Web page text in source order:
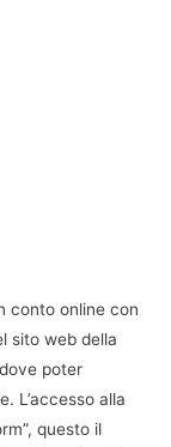
conto online con
sito web della
poter
L’accesso alla
questo il